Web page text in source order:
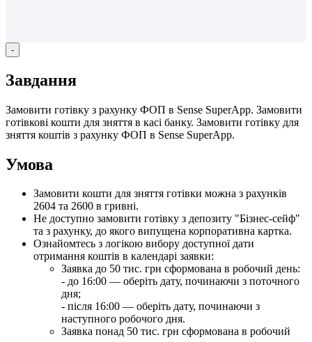
-
Завдання
Замовити готівку з рахунку ФОП в Sense SuperApp. Замовити
готівкові кошти для зняття в касі банку. Замовити готівку для
зняття коштів з рахунку ФОП в Sense SuperApp.
Умова
Замовити кошти для зняття готівки можна з рахунків
2604 та 2600 в гривні.
Не доступно замовити готівку з депозиту "Бізнес-сейф"
та з рахунку, до якого випущена корпоративна картка.
Ознайомтесь з логікою вибору доступної дати
отримання коштів в календарі заявки:
Заявка до 50 тис. грн сформована в робочий день:
- до 16:00 — оберіть дату, починаючи з поточного
дня;
- після 16:00 — оберіть дату, починаючи з
наступного робочого дня.
Заявка понад 50 тис. грн сформована в робочий